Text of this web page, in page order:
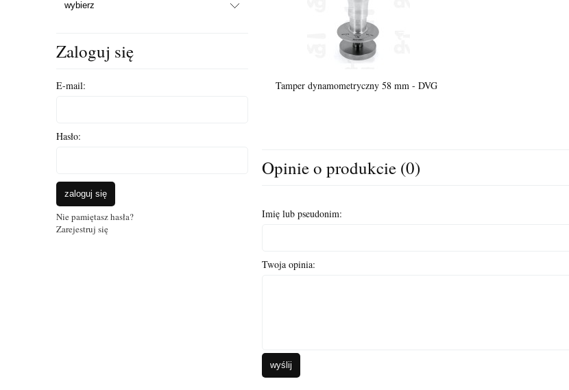
Zaloguj się
E-mail:
Hasło:
zaloguj się
Nie pamiętasz hasła?
Zarejestruj się
Tamper dynamometryczny 58 mm - DVG
Opinie o produkcie (0)
Imię lub pseudonim:
Twoja opinia:
wyślij